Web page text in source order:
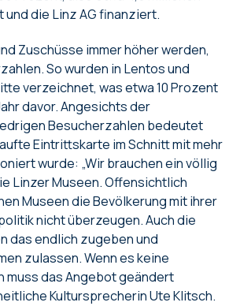
und die Linz AG finanziert.
Zuschüsse immer höher werden,
So wurden in Lentos und
verzeichnet, was etwa 10 Prozent
davor. Angesichts der
Besucherzahlen bedeutet
Eintrittskarte im Schnitt mit mehr
wurde: „Wir brauchen ein völlig
Linzer Museen. Offensichtlich
Museen die Bevölkerung mit ihrer
nicht überzeugen. Auch die
das endlich zugeben und
zulassen. Wenn es keine
muss das Angebot geändert
Kultursprecherin Ute Klitsch.